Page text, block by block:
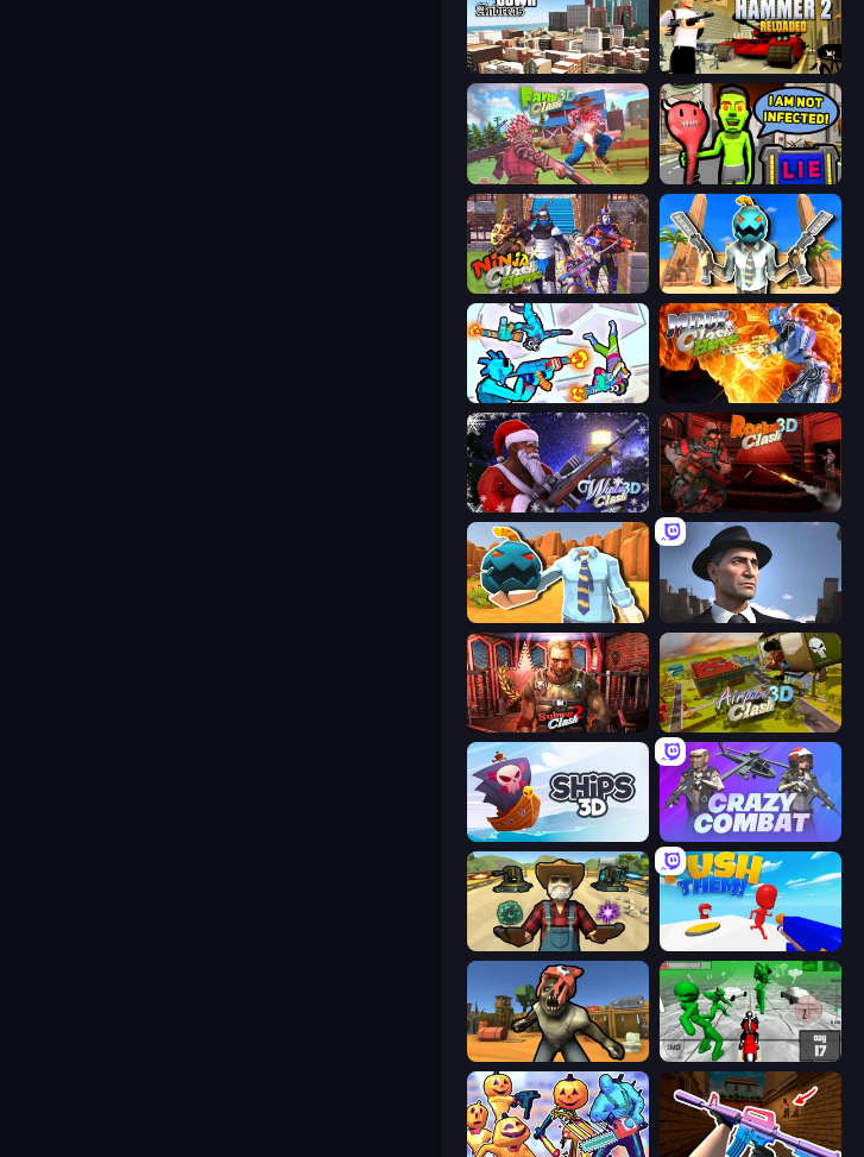
Mad Town Andreas: Mafia Storie Hammer 2
Farm Clash 3D I Am Not Infected!
Ninja Clash Heroes Serious Head
Gravity Arena Shooter Moon Clash Heroes
Winter Clash 3D Rocket Clash 3D
Serious Head 2 Downtown 1930s Mafia
Subway Clash 2 Airport Clash 3D
Ships 3D Crazy Combat
Guns and Magic
Zombie Arena Stickman Zombie: Motorcycle